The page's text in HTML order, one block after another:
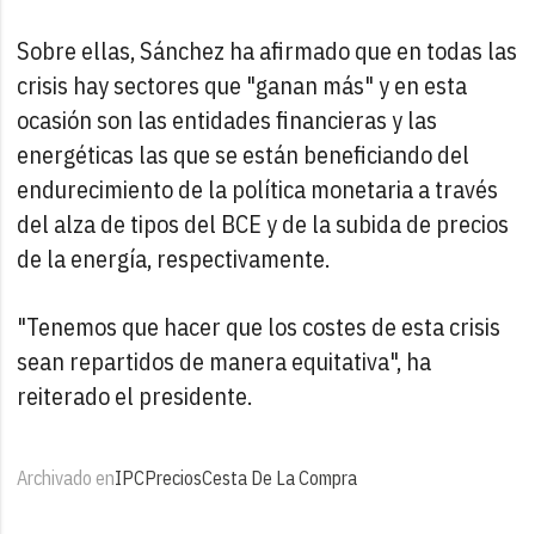
Sobre ellas, Sánchez ha afirmado que en todas las
crisis hay sectores que "ganan más" y en esta
ocasión son las entidades financieras y las
energéticas las que se están beneficiando del
endurecimiento de la política monetaria a través
del alza de tipos del BCE y de la subida de precios
de la energía, respectivamente.
"Tenemos que hacer que los costes de esta crisis
sean repartidos de manera equitativa", ha
reiterado el presidente.
Archivado enIPCPreciosCesta De La Compra